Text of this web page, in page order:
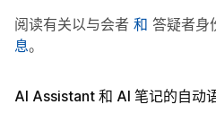
阅读有关以与会者 和 答疑者身
息。
AI Assistant 和 AI 笔记的自动